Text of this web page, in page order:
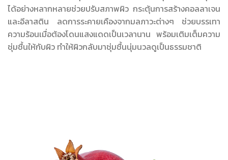
ได้อย่างหลากหลายช่วยปรับสภาพผิว กระตุ้นการสร้างคอลลาเจน
และอีลาสติน ลดการระคายเคืองจากมลภาวะต่างๆ ช่วยบรรเทา
ความร้อนเมื่อต้องโดนแสงแดดเป็นเวลานาน พร้อมเติมเต็มความ
ชุ่มชื้นให้กับผิว ทำให้ผิวกลับมาชุ่มชื้นนุ่มนวลดูเป็นธรรมชาติ